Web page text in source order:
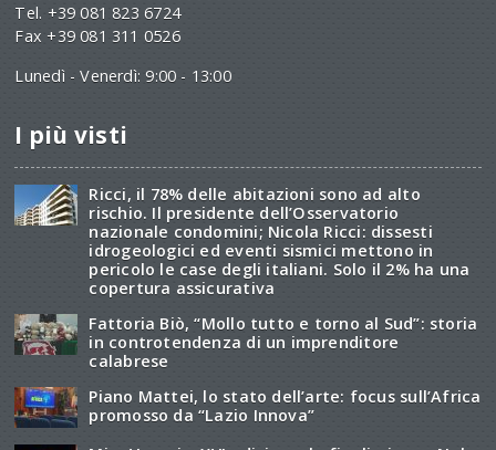
Tel. +39 081 823 6724
Fax +39 081 311 0526
Lunedì - Venerdì: 9:00 - 13:00
I più visti
Ricci, il 78% delle abitazioni sono ad alto
rischio. Il presidente dell’Osservatorio
nazionale condomini; Nicola Ricci: dissesti
idrogeologici ed eventi sismici mettono in
pericolo le case degli italiani. Solo il 2% ha una
copertura assicurativa
Fattoria Biò, “Mollo tutto e torno al Sud”: storia
in controtendenza di un imprenditore
calabrese
Piano Mattei, lo stato dell’arte: focus sull’Africa
promosso da “Lazio Innova”